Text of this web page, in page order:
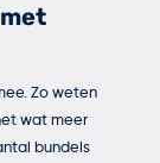
Zo weten
wat meer
bundels